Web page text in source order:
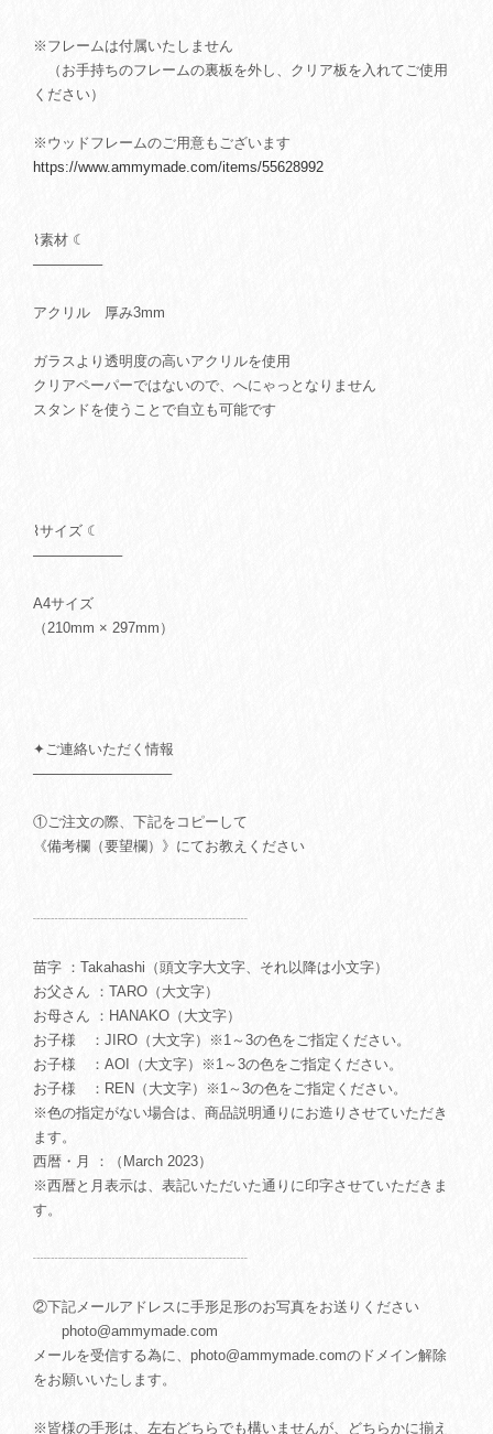
※フレームは付属いたしません
（お手持ちのフレームの裏板を外し、クリア板を入れてご使用
ください）
※ウッドフレームのご用意もございます
https://www.ammymade.com/items/55628992
⌇素材 ☾
───────
アクリル 厚み3mm
ガラスより透明度の高いアクリルを使用
クリアペーパーではないので、へにゃっとなりません
スタンドを使うことで自立も可能です
⌇サイズ ☾
─────────
A4サイズ
（210mm × 297mm）
✦ご連絡いただく情報
──────────────
①ご注文の際、下記をコピーして
《備考欄（要望欄）》にてお教えください
┈┈┈┈┈┈┈┈┈┈┈┈┈┈┈
苗字 ：Takahashi（頭文字大文字、それ以降は小文字）
お父さん ：TARO（大文字）
お母さん ：HANAKO（大文字）
お子様 ：JIRO（大文字）※1～3の色をご指定ください。
お子様 ：AOI（大文字）※1～3の色をご指定ください。
お子様 ：REN（大文字）※1～3の色をご指定ください。
※色の指定がない場合は、商品説明通りにお造りさせていただき
ます。
西暦・月 ：（March 2023）
※西暦と月表示は、表記いただいた通りに印字させていただきま
す。
┈┈┈┈┈┈┈┈┈┈┈┈┈┈┈
②下記メールアドレスに手形足形のお写真をお送りください
photo@ammymade.com
メールを受信する為に、 photo@ammymade.comのドメイン解除
をお願いいたします。
※皆様の手形は、左右どちらでも構いませんが、どちらかに揃え